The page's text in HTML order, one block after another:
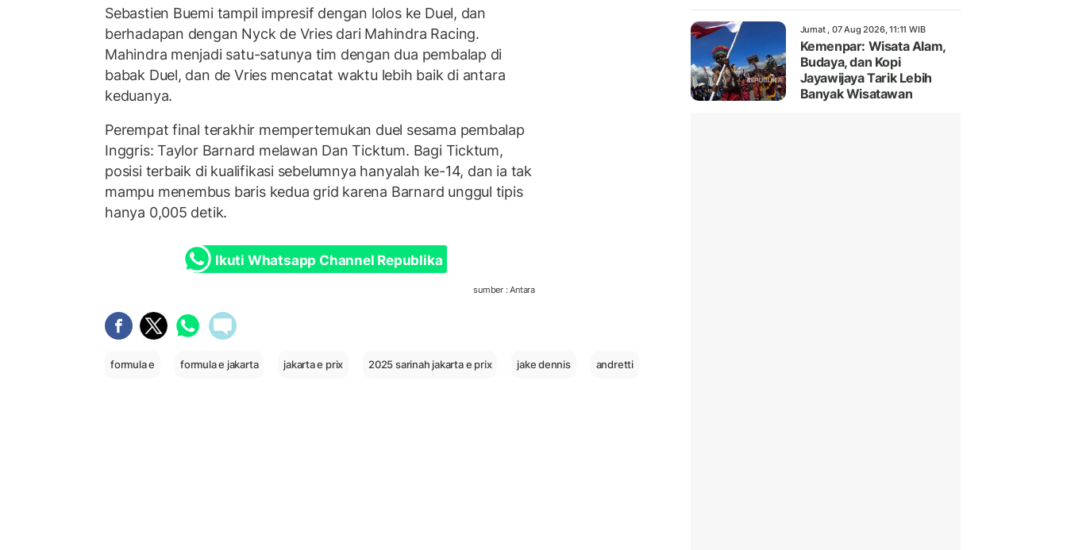
Sebastien Buemi tampil impresif dengan lolos ke Duel, dan
berhadapan dengan Nyck de Vries dari Mahindra Racing.
Mahindra menjadi satu-satunya tim dengan dua pembalap di
babak Duel, dan de Vries mencatat waktu lebih baik di antara
keduanya.
Perempat final terakhir mempertemukan duel sesama pembalap
Inggris: Taylor Barnard melawan Dan Ticktum. Bagi Ticktum,
posisi terbaik di kualifikasi sebelumnya hanyalah ke-14, dan ia tak
mampu menembus baris kedua grid karena Barnard unggul tipis
hanya 0,005 detik.
Ikuti Whatsapp Channel Republika
sumber : Antara
formula e formula e jakarta jakarta e prix 2025 sarinah jakarta e prix jake dennis andretti
Jumat , 07 Aug 2026, 11:11 WIB
Kemenpar: Wisata Alam,
Budaya, dan Kopi
Jayawijaya Tarik Lebih
Banyak Wisatawan